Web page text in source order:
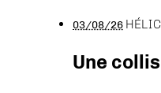
03/08/26
Une